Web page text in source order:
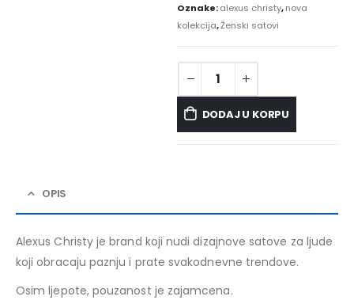
Oznake:alexus christy,nova
kolekcija,Ženski satovi
DODAJ U KORPU
OPIS
Alexus Christy je brand koji nudi dizajnove satove za ljude
koji obracaju paznju i prate svakodnevne trendove.
Osim ljepote, pouzanost je zajamcena.